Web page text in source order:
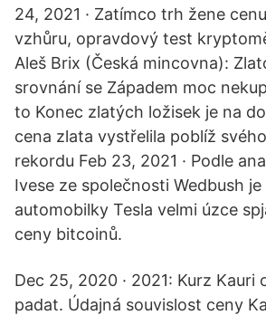
24, 2021 · Zatímco trh žene
vzhůru, opravdový test
Aleš Brix (Česká mincovna):
srovnání se Západem moc
to Konec zlatých ložisek je na
cena zlata vystřelila poblíž
rekordu Feb 23, 2021 · Podle
Ivese ze společnosti Wedbush
automobilky Tesla velmi úzce
ceny bitcoinů.
Dec 25, 2020 · 2021: Kurz Kauri
padat. Údajná souvislost ceny